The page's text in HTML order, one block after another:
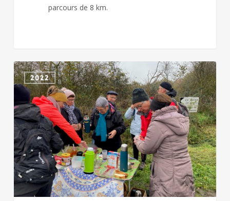
parcours de 8 km.
TELETHON
à
CHICHE
2022